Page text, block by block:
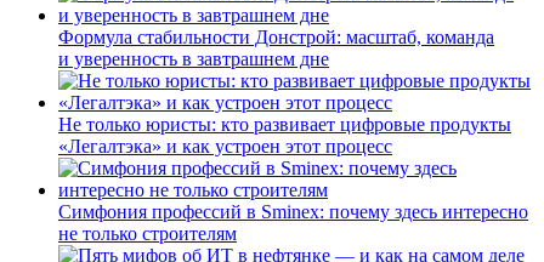
Формула стабильности Донстрой: масштаб, команда
и уверенность в завтрашнем дне
Не только юристы: кто развивает цифровые продукты
«Легалтэка» и как устроен этот процесс
Симфония профессий в Sminex: почему здесь интересно
не только строителям